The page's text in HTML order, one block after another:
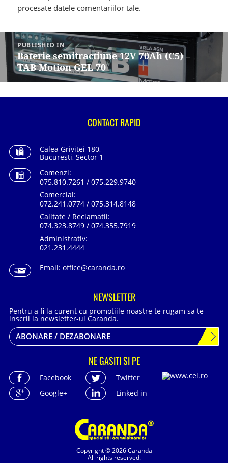
procesate datele comentariilor tale.
Navigare
în
articole
PUBLISHED IN
Baterie semitractiune 12V 70Ah (C5) –
TAB Motion GEL 70
Copyright © 2026 Caranda
All rights reserved.
CONTACT RAPID
Calea Grivitei 180,
Bucuresti, Sector 1
Comenzi:
075.810.7261 / 075.229.9740
Comercial:
072.241.0774 / 075.314.8148
Calitate / Reclamatii:
074.323.8749 / 074.355.7919
Administrativ:
021.231.4444
Email: office@caranda.ro
NEWSLETTER
Pentru a fi la curent cu promotiile noastre te rugam sa te
inscrii la newsletter-ul Caranda.
ABONARE / DEZABONARE
NE GASITI SI PE
Facebook
Twitter
Google+
Linked in